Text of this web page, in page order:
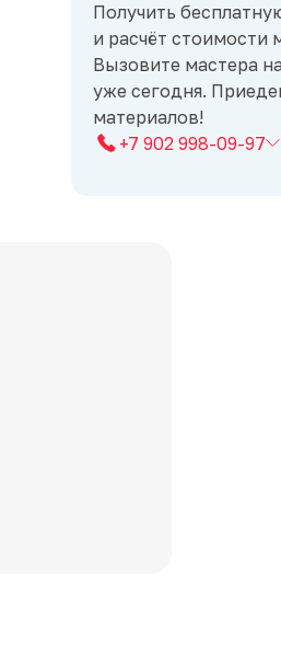
Получить
и расчёт стоимости
Вызовите мастера
уже сегодня.
материалов!
+7 902 998-09-97